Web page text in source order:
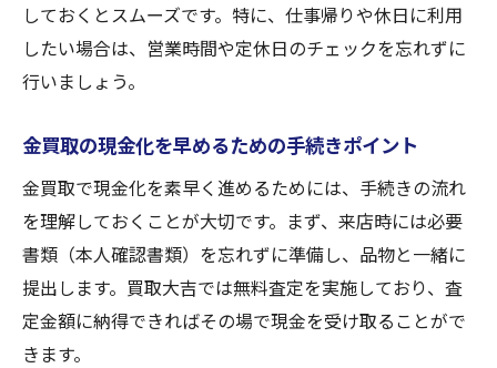
しておくとスムーズです。特に、仕事帰りや休日に利用
したい場合は、営業時間や定休日のチェックを忘れずに
行いましょう。
金買取の現金化を早めるための手続きポイント
金買取で現金化を素早く進めるためには、手続きの流れ
を理解しておくことが大切です。まず、来店時には必要
書類（本人確認書類）を忘れずに準備し、品物と一緒に
提出します。買取大吉では無料査定を実施しており、査
定金額に納得できればその場で現金を受け取ることがで
きます。